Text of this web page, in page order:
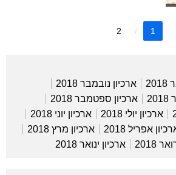
1
2
ארכיון נובמבר 2018
ארכיון ספטמבר 2018
ארכיון יולי 2018
ארכיון יוני 2018
אפריל 2018
ארכיון מרץ 2018
2018
ארכיון ינואר 2018